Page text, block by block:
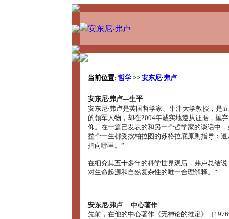
当前位置: 哲学 >> 安东尼‧弗卢
安东尼‧弗卢―生平
安东尼‧弗卢是英国哲学家、牛津大学教授，是
的领军人物，却在2004年诚实地遵从证据，抛
仰。在一篇已发表的和另一个哲学家的谈话中
整个一生都受按柏拉图的苏格拉底原则指导：
指向哪里。”
在细究其五十多年的科学世界观后，弗卢总结
对生命起源和自然复杂性的唯一合理解释。”
安东尼‧弗卢― 中心著作
先前，在他的中心著作《无神论的推定》（